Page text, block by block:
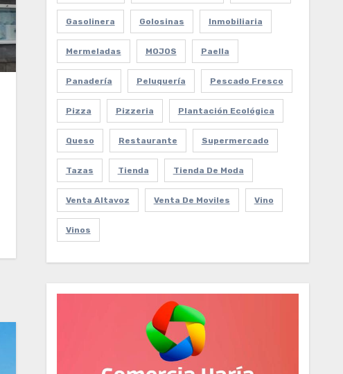
Gasolinera Golosinas Inmobiliaria
Mermeladas MOJOS Paella
Panadería Peluquería Pescado Fresco
Pizza Pizzeria Plantación Ecológica
Queso Restaurante Supermercado
Tazas Tienda Tienda De Moda
Venta Altavoz Venta De Moviles Vino
Vinos